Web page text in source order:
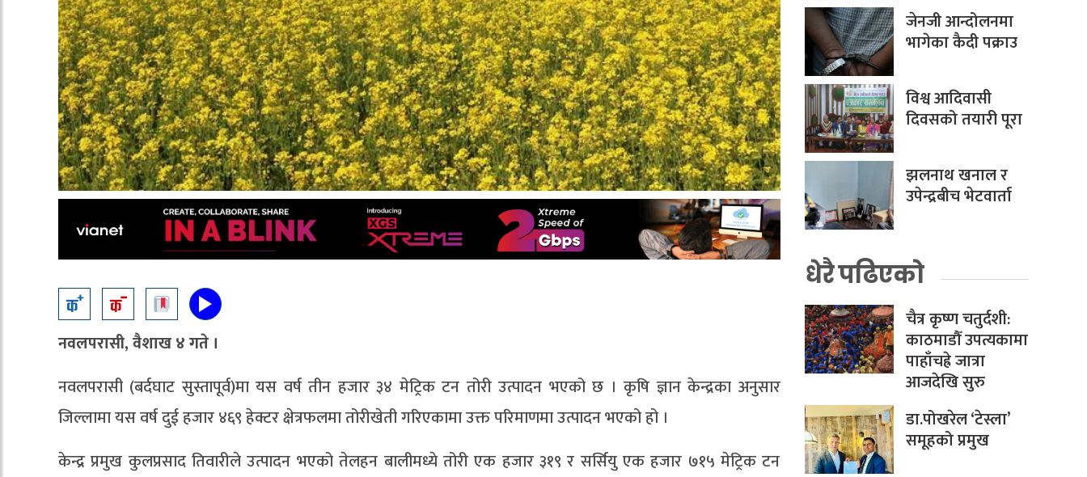
नवलपरासी, वैशाख ४ गते ।
नवलपरासी (बर्दघाट सुस्तापूर्व)मा यस वर्ष तीन हजार ३४ मेट्रिक टन तोरी उत्पादन भएको छ । कृषि ज्ञान केन्द्रका अनुसार
जिल्लामा यस वर्ष दुई हजार ४६९ हेक्टर क्षेत्रफलमा तोरीखेती गरिएकामा उक्त परिमाणमा उत्पादन भएको हो ।
केन्द्र प्रमुख कुलप्रसाद तिवारीले उत्पादन भएको तेलहन बालीमध्ये तोरी एक हजार ३१९ र सर्सियु एक हजार ७१५ मेट्रिक टन
जेनजी आन्दोलनमा
भागेका कैदी पक्राउ
विश्व आदिवासी
दिवसको तयारी पूरा
झलनाथ खनाल र
उपेन्द्रबीच भेटवार्ता
धेरै पढिएको
चैत्र कृष्ण चतुर्दशी:
काठमाडौँ उपत्यकामा
पाहाँचह्रे जात्रा
आजदेखि सुरु
डा.पोखरेल ‘टेस्ला’
समूहको प्रमुख